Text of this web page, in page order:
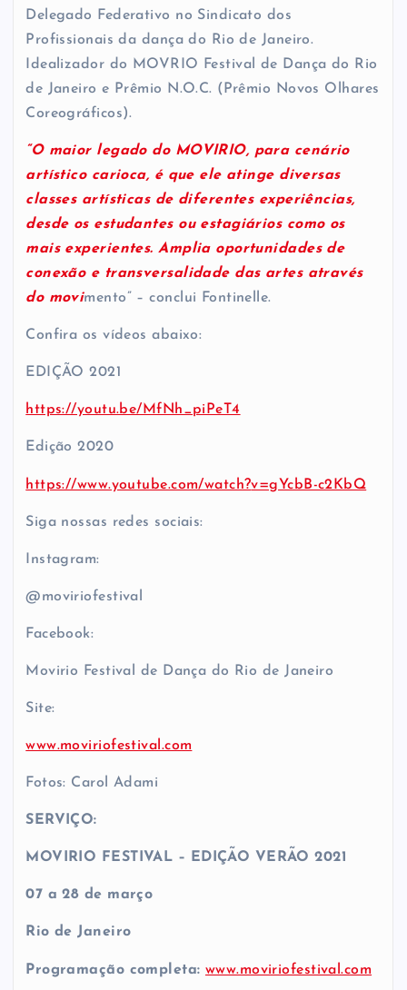
Delegado Federativo no Sindicato dos
Profissionais da dança do Rio de Janeiro.
Idealizador do MOVRIO Festival de Dança do Rio
de Janeiro e Prêmio N.O.C. (Prêmio Novos Olhares
Coreográficos).
“O maior legado do MOVIRIO, para cenário
artístico carioca, é que ele atinge diversas
classes artísticas de diferentes experiências,
desde os estudantes ou estagiários como os
mais experientes. Amplia oportunidades de
conexão e transversalidade das artes através
do movimento” – conclui Fontinelle.
Confira os vídeos abaixo:
EDIÇÃO 2021
https://youtu.be/MfNh_piPeT4
Edição 2020
https://www.youtube.com/watch?v=gYcbB-c2KbQ
Siga nossas redes sociais:
Instagram:
@moviriofestival
Facebook:
Movirio Festival de Dança do Rio de Janeiro
Site:
www.moviriofestival.com
Fotos: Carol Adami
SERVIÇO:
MOVIRIO FESTIVAL – EDIÇÃO VERÃO 2021
07 a 28 de março
Rio de Janeiro
Programação completa: www.moviriofestival.com